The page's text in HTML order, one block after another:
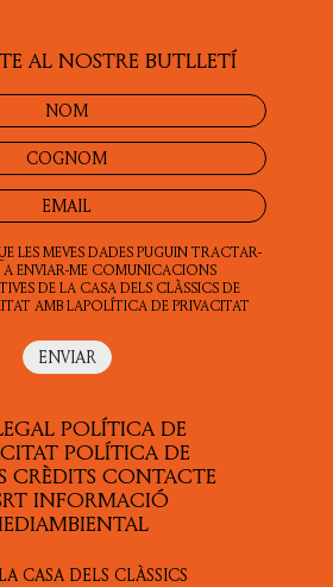
LITERATURA
PROSA
AL NOSTRE BUTLLETÍ
LES MEVES DADES PUGUIN TRACTAR-
A ENVIAR-ME COMUNICACIONS
DE LA CASA DELS CLÀSSICS DE
AMB LAPOLÍTICA DE PRIVACITAT
POLÍTICA DE
POLÍTICA DE
CRÈDITS CONTACTE
INFORMACIÓ
CASA DELS CLÀSSICS